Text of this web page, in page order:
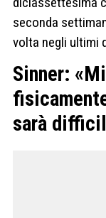
seconda
volta negli ultimi
Sinner:
sarà